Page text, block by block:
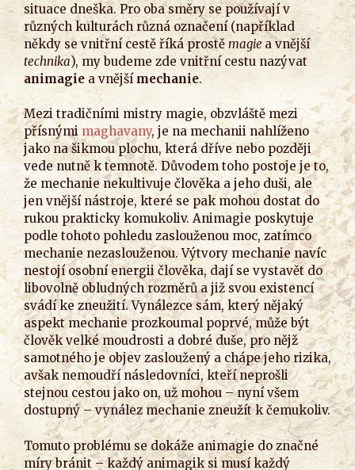
situace dneška. Pro oba směry se používají v
různých kulturách různá označení (například
někdy se vnitřní cestě říká prostěmagie a vnější
technika), my budeme zde vnitřní cestu nazývat
animagie a vnější mechanie.
Mezi tradičními mistry magie, obzvláště mezi
přísnými maghavany, je na mechanii nahlíženo
jako na šikmou plochu, která dříve nebo později
vede nutně k temnotě. Důvodem toho postoje je to,
že mechanie nekultivuje člověka a jeho duši, ale
jen vnější nástroje, které se pak mohou dostat do
rukou prakticky komukoliv. Animagie poskytuje
podle tohoto pohledu zaslouženou moc, zatímco
mechanie nezaslouženou. Výtvory mechanie navíc
nestojí osobní energii člověka, dají se vystavět do
libovolně obludných rozměrů a již svou existencí
svádí ke zneužití. Vynálezce sám, který nějaký
aspekt mechanie prozkoumal poprvé, může být
člověk velké moudrosti a dobré duše, pro nějž
samotného je objev zasloužený a chápe jeho rizika,
avšak nemoudří následovníci, kteří neprošli
stejnou cestou jako on, už mohou – nyní všem
dostupný – vynález mechanie zneužít k čemukoliv.
Tomuto problému se dokáže animagie do značné
míry bránit – každý animagik si musí každý